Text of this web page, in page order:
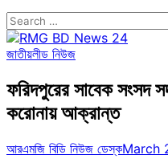
Search
for:
জাতীয়লীড নিউজ
ফরিদপুরের সাবেক সংসদ
করোনায় আক্রান্ত
আরএমজি বিডি নিউজ ডেস্কMarch